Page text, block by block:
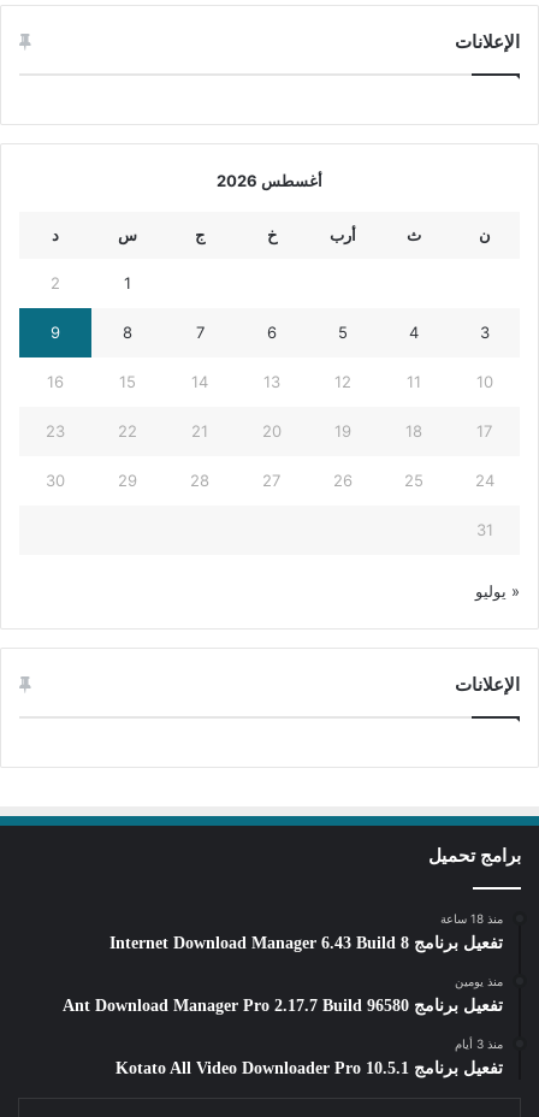
الإعلانات
أغسطس 2026
ن ث أرب خ ج س د
1
2
3
4
5
6
7
8
9
10
11
12
13
14
15
16
17
18
19
20
21
22
23
24
25
26
27
28
29
30
31
« يوليو
الإعلانات
برامج تحميل
منذ 18 ساعة
تفعيل برنامج Internet Download Manager 6.43 Build 8
منذ يومين
تفعيل برنامج Ant Download Manager Pro 2.17.7 Build 96580
منذ 3 أيام
تفعيل برنامج Kotato All Video Downloader Pro 10.5.1